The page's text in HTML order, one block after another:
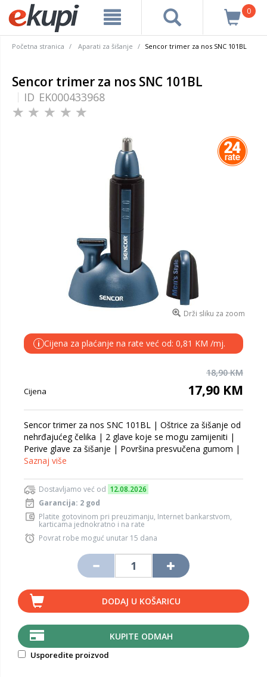
0
Početna stranica Aparati za šišanje Sencor trimer za nos SNC 101BL
Sencor trimer za nos SNC 101BL
ID EK000433968
Drži sliku za zoom
i Cijena za plaćanje na rate već od: 0,81 KM /mj.
18,90 KM
Cijena 17,90 KM
Sencor trimer za nos SNC 101BL | Oštrice za šišanje od
nehrđajućeg čelika | 2 glave koje se mogu zamijeniti |
Perive glave za šišanje | Površina presvučena gumom |
Saznaj više
Dostavljamo već od 12.08.2026
Garancija: 2 god
Platite gotovinom pri preuzimanju, Internet bankarstvom,
karticama jednokratno i na rate
Povrat robe moguć unutar 15 dana
DODAJ U KOŠARICU
KUPITE ODMAH
Usporedite proizvod